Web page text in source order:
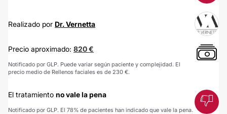
Realizado por Dr. Vernetta
Precio aproximado: 820 €
Notificado por GLP. Puede variar según paciente y complejidad. El
precio medio de Rellenos faciales es de 230 €.
El tratamiento no vale la pena
Notificado por GLP. El 78% de pacientes han indicado que vale la pena.